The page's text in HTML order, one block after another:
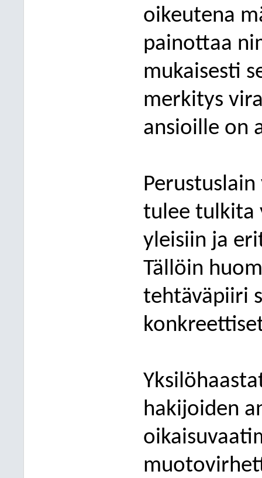
oikeutena
painottaa
mukaisesti
merkitys
ansioille on
tulee tulkita
yleisiin ja
Tällöin
tehtäväpiiri
hakijoiden a